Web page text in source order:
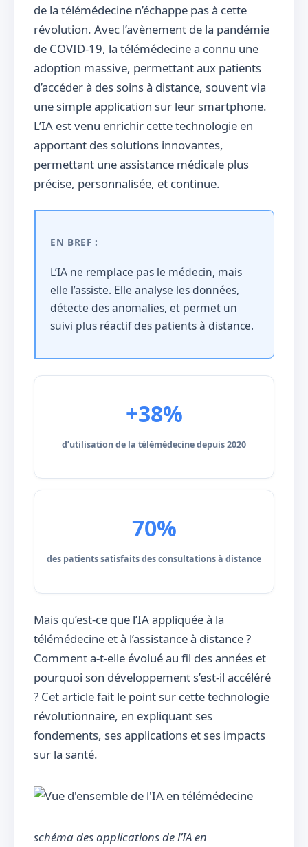
de la télémédecine n’échappe pas à cette
révolution. Avec l’avènement de la pandémie
de COVID-19, la télémédecine a connu une
adoption massive, permettant aux patients
d’accéder à des soins à distance, souvent via
une simple application sur leur smartphone.
L’IA est venu enrichir cette technologie en
apportant des solutions innovantes,
permettant une assistance médicale plus
précise, personnalisée, et continue.
EN BREF :
L’IA ne remplace pas le médecin, mais
elle l’assiste. Elle analyse les données,
détecte des anomalies, et permet un
suivi plus réactif des patients à distance.
+38%
d’utilisation de la télémédecine depuis 2020
70%
des patients satisfaits des consultations à distance
Mais qu’est-ce que l’IA appliquée à la
télémédecine et à l’assistance à distance ?
Comment a-t-elle évolué au fil des années et
pourquoi son développement s’est-il accéléré
? Cet article fait le point sur cette technologie
révolutionnaire, en expliquant ses
fondements, ses applications et ses impacts
sur la santé.
schéma des applications de l’IA en